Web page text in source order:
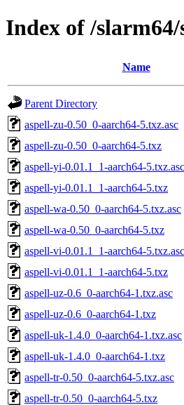
Index of /
Name
Parent Directory
aspell-zu-0.50_0-aarch64-5.txz.asc
aspell-zu-0.50_0-aarch64-5.txz
aspell-yi-0.01.1_1-aarch64-5.txz.asc
aspell-yi-0.01.1_1-aarch64-5.txz
aspell-wa-0.50_0-aarch64-5.txz.asc
aspell-wa-0.50_0-aarch64-5.txz
aspell-vi-0.01.1_1-aarch64-5.txz.asc
aspell-vi-0.01.1_1-aarch64-5.txz
aspell-uz-0.6_0-aarch64-1.txz.asc
aspell-uz-0.6_0-aarch64-1.txz
aspell-uk-1.4.0_0-aarch64-1.txz.asc
aspell-uk-1.4.0_0-aarch64-1.txz
aspell-tr-0.50_0-aarch64-5.txz.asc
aspell-tr-0.50_0-aarch64-5.txz